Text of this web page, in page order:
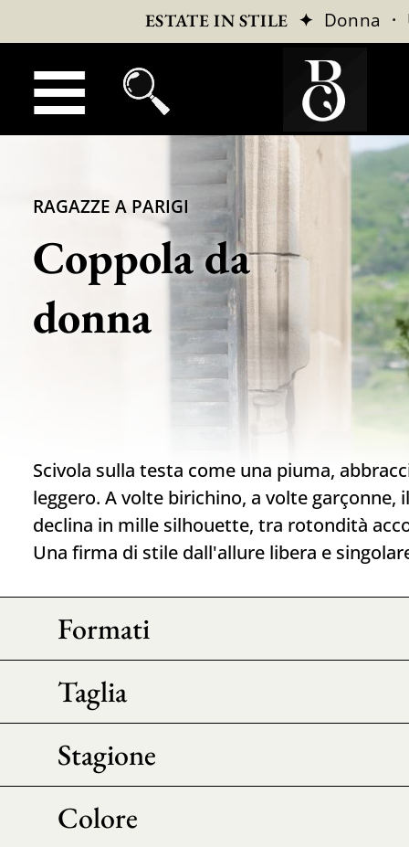
ESTATE IN STILE ✦ Donna ·
RAGAZZE A PARIGI
Coppola da
donna
Scivola sulla testa come una piuma,
leggero. A volte birichino, a volte
declina in mille silhouette, tra rotondità
Una firma di stile dall'allure libera e
Formati
Taglia
Stagione
Colore